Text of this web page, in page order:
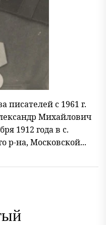
писателей с 1961 г.
Михайлович
1912 года в с.
р-на, Московской...